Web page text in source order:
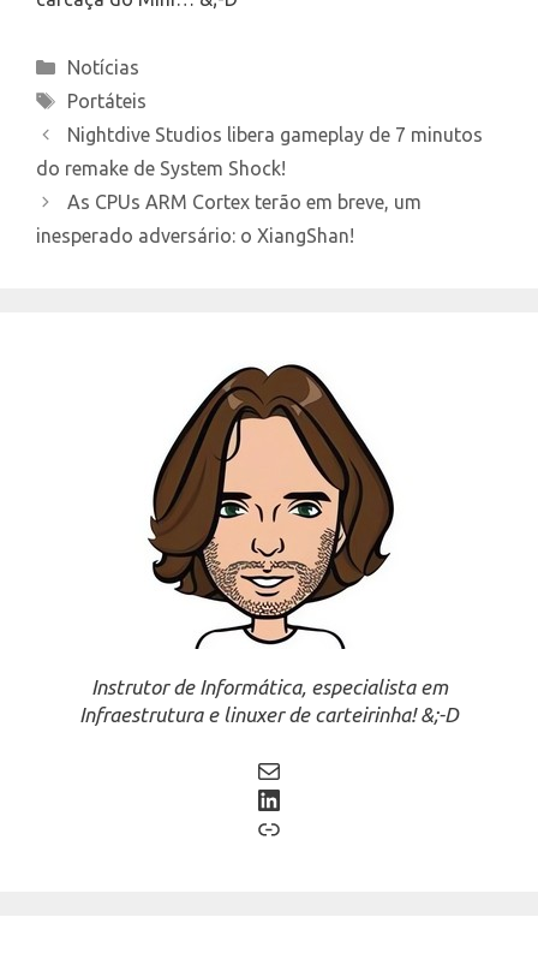
Categories
Notícias
Tags
Portáteis
Nightdive Studios libera gameplay de 7 minutos
do remake de System Shock!
As CPUs ARM Cortex terão em breve, um
inesperado adversário: o XiangShan!
Instrutor de Informática, especialista em
Infraestrutura e linuxer de carteirinha! &;-D
Mail
LinkedIn
Link